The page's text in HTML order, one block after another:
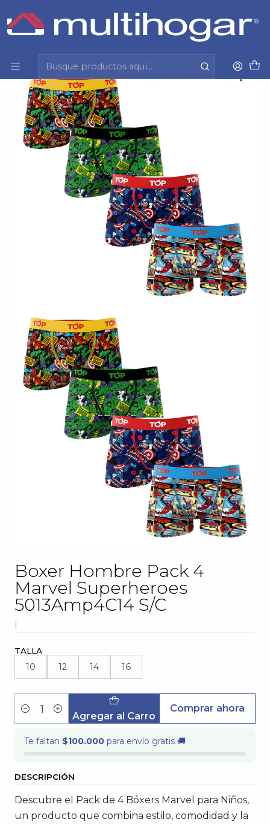
Inicio Ropa interior
Boxer Hombre Pack 4 Marvel Superheroes
5013Amp4C14 S/C
Boxer Hombre Pack 4
Marvel Superheroes
5013Amp4C14 S/C
|
TALLA
10 12 14 16
Cantidad Agregar al Carro
Comprar ahora
Te faltan $100.000 para envío gratis 🚚
DESCRIPCIÓN
Descubre el Pack de 4 Bóxers Marvel para Niños,
un producto que combina estilo, comodidad y la